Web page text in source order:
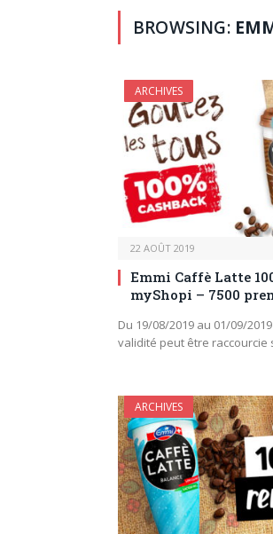
BROWSING:
ARCHIVES
22 AOÛT 2019
Emmi Caffè Latte
myShopi – 7500
Du 19/08/2019 au 01/09/
validité peut être raccourcie
ARCHIVES